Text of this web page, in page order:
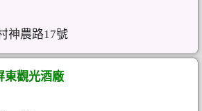
神農路17號
東觀光酒廠